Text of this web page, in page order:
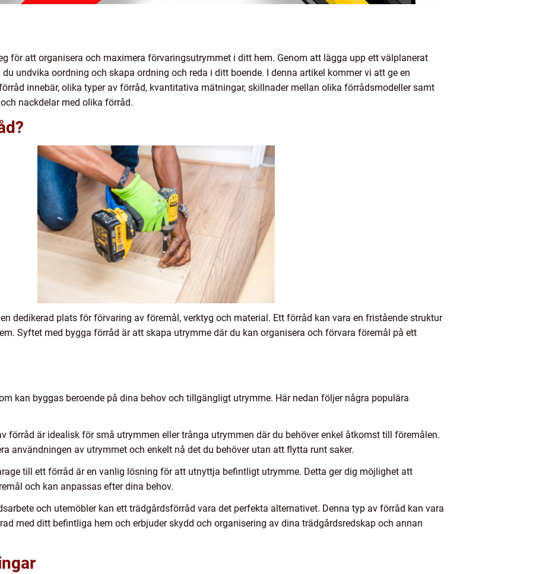
för att organisera och maximera förvaringsutrymmet i ditt hem. Genom att lägga upp ett välplanerat
undvika oordning och skapa ordning och reda i ditt boende. I denna artikel kommer vi att ge en
innebär, olika typer av förråd, kvantitativa mätningar, skillnader mellan olika förrådsmodeller samt
nackdelar med olika förråd.
dedikerad plats för förvaring av föremål, verktyg och material. Ett förråd kan vara en fristående struktur
Syftet med bygga förråd är att skapa utrymme där du kan organisera och förvara föremål på ett
kan byggas beroende på dina behov och tillgängligt utrymme. Här nedan följer några populära
förråd är idealisk för små utrymmen eller trånga utrymmen där du behöver enkel åtkomst till föremålen.
användningen av utrymmet och enkelt nå det du behöver utan att flytta runt saker.
till ett förråd är en vanlig lösning för att utnyttja befintligt utrymme. Detta ger dig möjlighet att
och kan anpassas efter dina behov.
och utemöbler kan ett trädgårdsförråd vara det perfekta alternativet. Denna typ av förråd kan vara
med ditt befintliga hem och erbjuder skydd och organisering av dina trädgårdsredskap och annan